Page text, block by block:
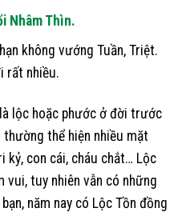
Nhâm Thìn.
không vướng Tuần, Triệt.
rất nhiều.
lộc hoặc phước ở đời trước
thể hiện nhiều mặt
kỷ, con cái, cháu chắt… Lộc
tuy nhiên vẫn có những
năm nay có Lộc Tồn đồng